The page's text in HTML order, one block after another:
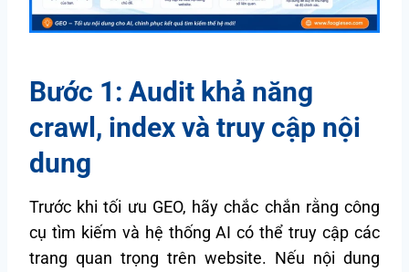
Bước 1: Audit khả năng
crawl, index và truy cập nội
dung
Trước khi tối ưu GEO, hãy chắc chắn rằng công
cụ tìm kiếm và hệ thống AI có thể truy cập các
trang quan trọng trên website. Nếu nội dung